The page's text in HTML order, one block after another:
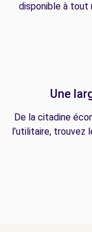
disponible à tout
Une
De la citadine
l'utilitaire, trouvez